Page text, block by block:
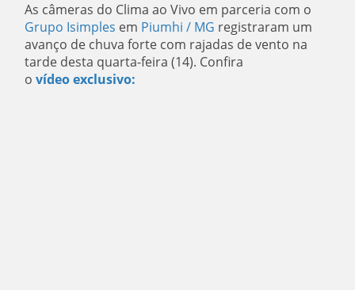
As câmeras do Clima ao Vivo em parceria com o
Grupo Isimples em Piumhi / MG registraram um
avanço de chuva forte com rajadas de vento na
tarde desta quarta-feira (14). Confira
o vídeoexclusivo: